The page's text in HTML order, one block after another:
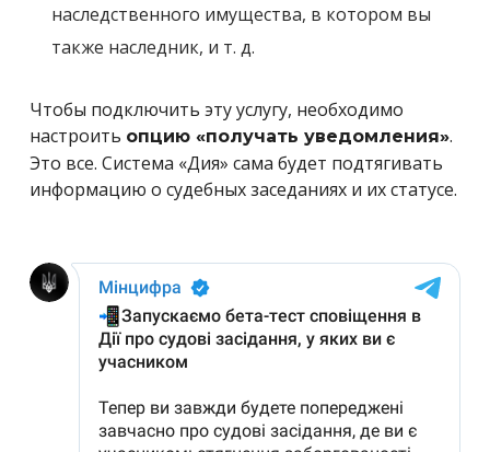
наследственного имущества, в котором вы
также наследник, и т. д.
Чтобы подключить эту услугу, необходимо
настроить опцию «получать уведомления».
Это все. Система «Дия» сама будет подтягивать
информацию о судебных заседаниях и их статусе.